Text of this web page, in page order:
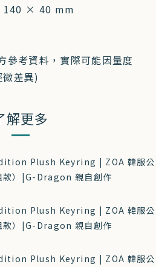
140 × 40 mm
參考資料，實際可能因量度
差異)
解更多